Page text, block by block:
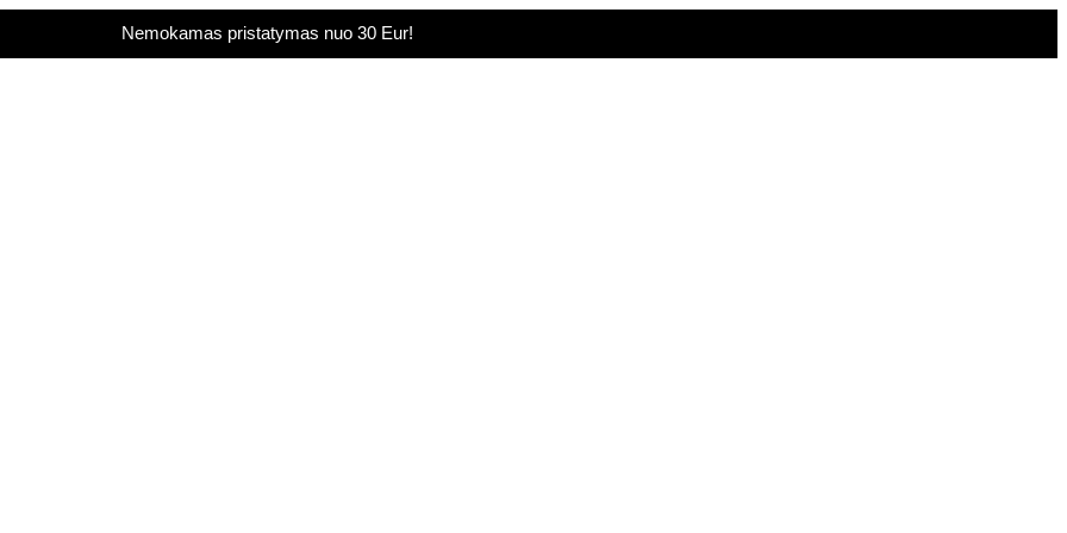
Nemokamas pristatymas nuo 30 Eur!